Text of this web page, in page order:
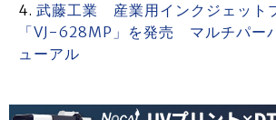
武藤工業 産業用インクジェット
「VJ-628MP」を発売 マルチパー
ューアル